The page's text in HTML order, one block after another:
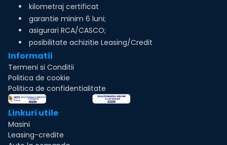
kilometraj certificat
garantie minim 6 luni;
asigurari RCA/CASCO;
posibilitate achizitie Leasing/Credit
Informatii
Termeni si Conditii
Politica de cookie
Politica de confidentialitate
Linkuri utile
Masini
Leasing-credite